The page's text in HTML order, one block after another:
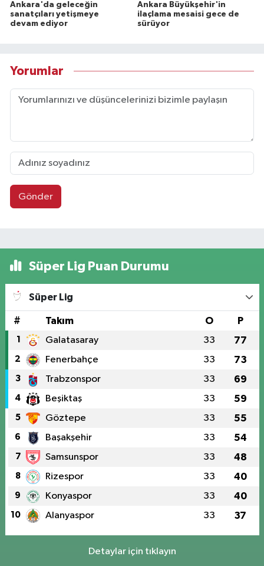
Ankara'da geleceğin
sanatçıları yetişmeye
devam ediyor
Ankara Büyükşehir'in
ilaçlama mesaisi gece de
sürüyor
Yorumlar
Gönder
Süper Lig Puan Durumu
Süper Lig
# Takım O P
1 Galatasaray 33 77
2 Fenerbahçe 33 73
3 Trabzonspor 33 69
4 Beşiktaş 33 59
5 Göztepe 33 55
6 Başakşehir 33 54
7 Samsunspor 33 48
8 Rizespor 33 40
9 Konyaspor 33 40
10 Alanyaspor 33 37
Detaylar için tıklayın